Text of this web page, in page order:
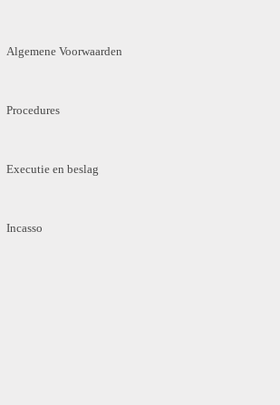
Algemene Voorwaarden
Procedures
Executie en beslag
Incasso